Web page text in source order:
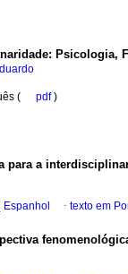
: Psicologia,
( pdf)
para a
Espanhol · texto em